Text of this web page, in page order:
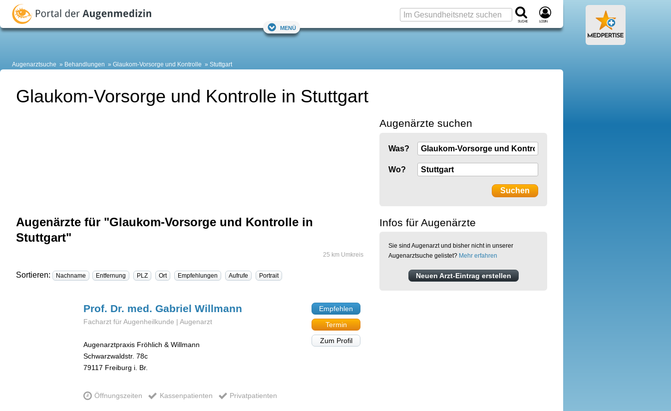
Suche Login
Menü
Augenarztsuche Behandlungen Glaukom-Vorsorge und Kontrolle Stuttgart
Glaukom-Vorsorge und Kontrolle in Stuttgart
Augenärzte für "Glaukom-Vorsorge und Kontrolle in
Stuttgart"
25 km Umkreis
Sortieren: Nachname Entfernung PLZ Ort Empfehlungen Aufrufe Portrait
Prof. Dr. med. Gabriel Willmann
Facharzt für Augenheilkunde | Augenarzt
Augenarztpraxis Fröhlich & Willmann
Schwarzwaldstr. 78c
79117 Freiburg i. Br.
Öffnungszeiten Kassenpatienten Privatpatienten
Empfehlen
Termin
Zum Profil
Augenärzte suchen
Was?
Wo?
Infos für Augenärzte
Sie sind Augenarzt und bisher nicht in unserer
Augenarztsuche gelistet? Mehr erfahren
Neuen Arzt-Eintrag erstellen